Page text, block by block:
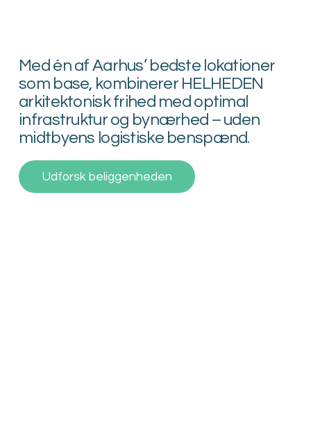
Med én af Aarhus’ bedste lokationer
som base, kombinerer HELHEDEN
arkitektonisk frihed med optimal
infrastruktur og bynærhed – uden
midtbyens logistiske benspænd.
Udforsk beliggenheden